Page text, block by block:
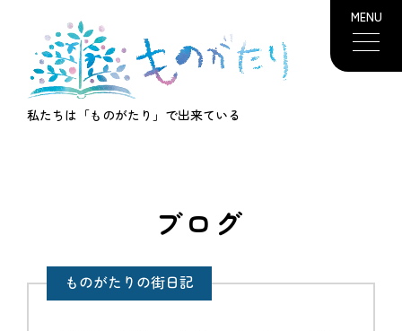
MENU
私たちは「ものがたり」で出来ている
ブログ
ものがたりの街日記